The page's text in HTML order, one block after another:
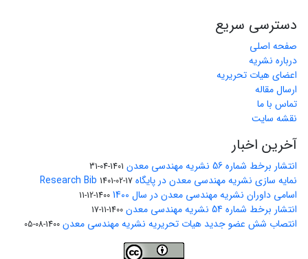
دسترسی سریع
صفحه اصلی
درباره نشریه
اعضای هیات تحریریه
ارسال مقاله
تماس با ما
نقشه سایت
آخرین اخبار
انتشار برخط شماره 56 نشریه مهندسی معدن 1401-04-31
نمایه سازی نشریه مهندسی معدن در پایگاه Research Bib 1401-02-17
اسامی داوران نشریه مهندسی معدن در سال 1400 1400-12-11
انتشار برخط شماره 54 نشریه مهندسی معدن 1400-11-17
انتصاب شش عضو جدید هیات تحریریه نشریه مهندسی معدن 1400-08-05